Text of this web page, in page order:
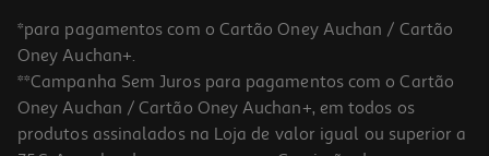
*para pagamentos com o Cartão Oney Auchan / Cartão
Oney Auchan+.
**Campanha Sem Juros para pagamentos com o Cartão
Oney Auchan / Cartão Oney Auchan+, em todos os
produtos assinalados na Loja de valor igual ou superior a